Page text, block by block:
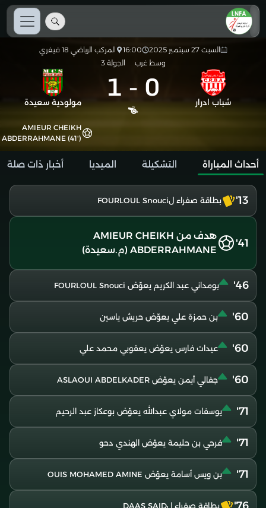
السبت 27 سبتمبر 2025 16:00
المركب الرياضي 18 فيفري
وسط غرب
الجولة 3
شباب ادرار 0
-
1 مولودية سعيدة
AMIEUR CHEIKH
ABDERRAHMANE (41')
أحداث المباراة التشكيلة الميديا أخبار ذات صلة
13' بطاقة صفراء لFOURLOUL Snouci
41'
هدف من AMIEUR CHEIKH
ABDERRAHMANE (م.سعيدة)
46' بومداني عبد الكريم يعوّض FOURLOUL Snouci
60' بن حمزة علي يعوّض حريش ياسين
60' عيدات فارس يعوّض يعقوبي محمد علي
60' جفالي أيمن يعوّض ASLAOUI ABDELKADER
71' يوسفات مولاي عبدالله يعوّض بوعكاز عبد الرحيم
71' فرحي بن حليمة يعوّض الهندي دحو
71' بن ويس أسامة يعوّض OUIS MOHAMED AMINE
بطاقة صفراء لDAAS SAID